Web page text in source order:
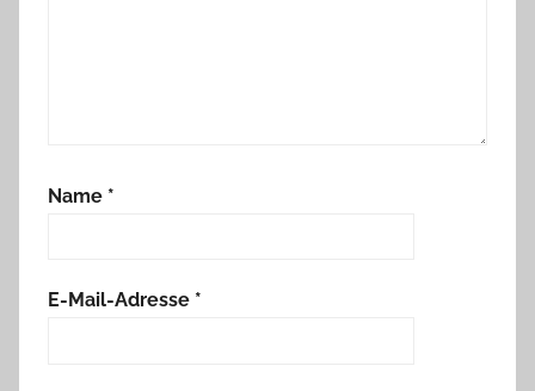
Name *
E-Mail-Adresse *